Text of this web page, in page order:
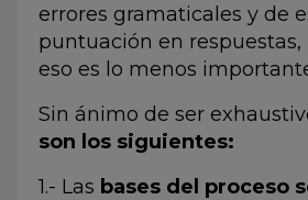
errores gramaticales y de
puntuación en respuestas,
eso es lo menos
Sin ánimo de ser
son los siguientes:
1.- Las bases del proceso